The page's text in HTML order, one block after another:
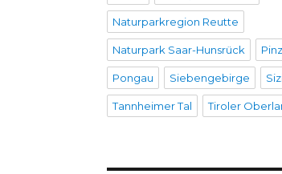
Naturparkregion Reutte
Naturpark Saar-Hunsrück
Pongau Siebengebirge
Tannheimer Tal Tiroler